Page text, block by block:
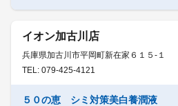
イオン加古川店
兵庫県加古川市平岡町新在家６１５-１
TEL: 079-425-4121
５０の恵 シミ対策美白養潤液